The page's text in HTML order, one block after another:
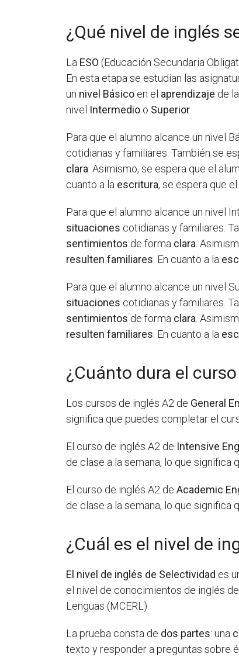
¿Qué nivel de inglés
La ESO (Educación Secundaria
En esta etapa se estudian las
un nivel Básico en el aprendizaje de la
nivel Intermedio o Superior
Para que el alumno alcance un nivel
cotidianas y familiares. También se
clara . Asimismo, se espera que el
cuanto a la escritura, se espera que
Para que el alumno alcance un nivel
situaciones cotidianas y familiares.
sentimientos de forma clara .
resulten familiares . En cuanto a la
Para que el alumno alcance un nivel
situaciones cotidianas y familiares.
sentimientos de forma clara .
resulten familiares . En cuanto a la
¿Cuánto dura el
Los cursos de inglés A2 de General
significa que puedes completar el
El curso de inglés A2 de Intensive
de clase a la semana, lo que
El curso de inglés A2 deAcademic
de clase a la semana, lo que
¿Cuál es el nivel de
El nivel de inglés de Selectividad es
el nivel de conocimientos de inglés
Lenguas (MCERL).
La prueba consta de dos partes: una
texto y responder a preguntas sobre